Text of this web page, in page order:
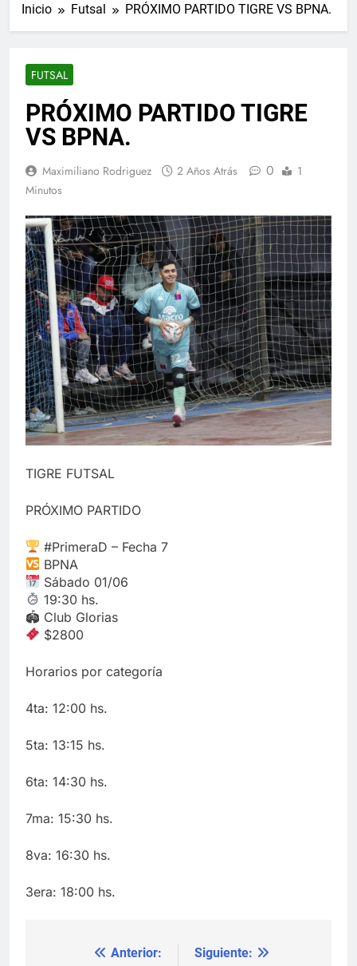
Inicio Futsal PRÓXIMO PARTIDO TIGRE VS BPNA.
FUTSAL
PRÓXIMO PARTIDO TIGRE
VS BPNA.
Maximiliano Rodriguez 2 Años Atrás 0
1
Minutos
TIGRE FUTSAL
PRÓXIMO PARTIDO
#PrimeraD – Fecha 7
BPNA
Sábado 01/06
19:30 hs.
🏟 Club Glorias
$2800
Horarios por categoría
4ta: 12:00 hs.
5ta: 13:15 hs.
6ta: 14:30 hs.
7ma: 15:30 hs.
8va: 16:30 hs.
3era: 18:00 hs.
Navegación
Anterior:
Siguiente: